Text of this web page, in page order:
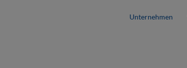
Unternehmen